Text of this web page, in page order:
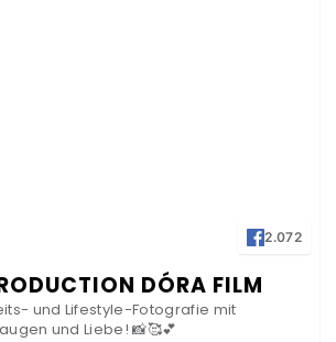
2.072
DÓRA FILM
und Lifestyle-Fotografie mit
und Liebe! 📸🥰💕